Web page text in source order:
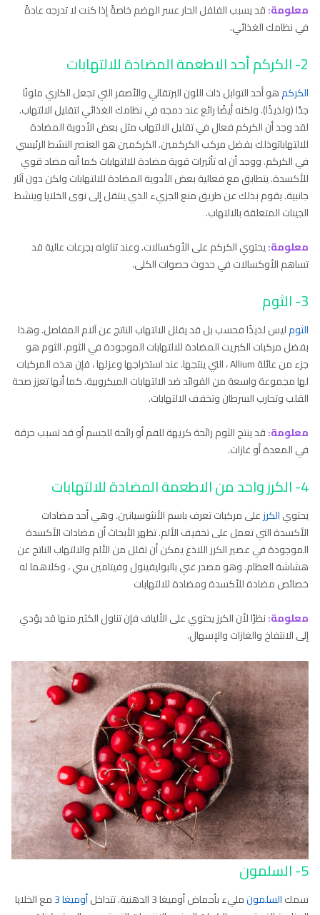
معلومة:قد يسبب الفلفل الحار عسر الهضم خاصةً إذا كنت لا تدرجه عادةً
في نظامك الغذائي.
2- الكركم أحد الاطعمة المضادة للالتهابات
الكركمهو أحد التوابل ذات اللون البرتقالي والأصفر التي تجعل الكاري ملونًا
جدًا (ولذيذًا). ولكنه أيضًا رائع عند دمجه في نظامك الغذائي لتقليل الالتهاب.
لقد وجد أن الكركم فعال في تقليل الالتهاب مثل بعض الأدوية المضادة
للالتهاباتوذلك بفضل مركب الكركمين. الكركمين هو العنصر النشط الرئيسي
في الكركم. ووجد أن له تأثيرات قوية مضادة للالتهابات كما أنه مضاد قوي
للأكسدة. يتطابق مع فعالية بعض الأدوية المضادة للالتهابات ولكن دون آثار
جانبية. يقوم بذلك عن طريق منع الجزيء الذي ينتقل إلى نوى الخلايا وينشط
الجينات المتعلقة بالالتهاب.
معلومة:يحتوي الكركم على الأوكسالات. وعند تناوله بجرعات عالية قد
تساهم الأوكسالات في حدوث حصوات الكلى.
3- الثوم
الثومليس لذيذًا فحسب بل قد يقلل الالتهاب الناتج عن آلام المفاصل. وهذا
بفضل مركبات الكبريت المضادة للالتهابات الموجودة في الثوم. الثوم هو
جزء من عائلة Allium ، التي ينتجها. عند استخراجها وعزلها ، فإن هذه المركبات
لها مجموعة واسعة من الفوائد ضد الالتهابات الميكروبية. كما أنها تعزز صحة
القلب وتحارب السرطان وتخفف الالتهابات.
معلومة:قد ينتج الثوم رائحة كريهة للفم أو رائحة للجسم أو قد تسبب حرقة
في المعدة أو غازات.
4- الكرز واحد من الاطعمة المضادة للالتهابات
يحتويالكرزعلى مركبات تعرف باسم الأنثوسيانين. وهي أحد مضادات
الأكسدة التي تعمل على تخفيف الألم. تظهر الأبحاث أن مضادات الأكسدة
الموجودة في عصير الكرز اللاذع يمكن أن تقلل من الألم والالتهاب الناتج عن
هشاشة العظام. وهو مصدر غني بالبوليفينول وفيتامين سي ، وكلاهما له
خصائص مضادة للأكسدة ومضادة للالتهابات
معلومة:نظرًا لأن الكرز يحتوي على الألياف فإن تناول الكثير منها قد يؤدي
إلى الانتفاخ والغازات والإسهال.
5- السلمون
سمكالسلمونمليء بأحماض أوميغا 3 الدهنية. تتداخل أوميغا 3 مع الخلايا